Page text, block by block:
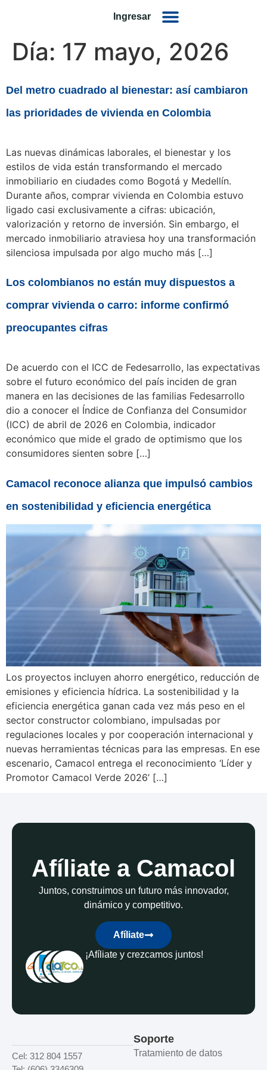
Ingresar
Día: 17 mayo, 2026
Del metro cuadrado al bienestar: así cambiaron
las prioridades de vivienda en Colombia
Las nuevas dinámicas laborales, el bienestar y los
estilos de vida están transformando el mercado
inmobiliario en ciudades como Bogotá y Medellín.
Durante años, comprar vivienda en Colombia estuvo
ligado casi exclusivamente a cifras: ubicación,
valorización y retorno de inversión. Sin embargo, el
mercado inmobiliario atraviesa hoy una transformación
silenciosa impulsada por algo mucho más […]
Los colombianos no están muy dispuestos a
comprar vivienda o carro: informe confirmó
preocupantes cifras
De acuerdo con el ICC de Fedesarrollo, las expectativas
sobre el futuro económico del país inciden de gran
manera en las decisiones de las familias Fedesarrollo
dio a conocer el Índice de Confianza del Consumidor
(ICC) de abril de 2026 en Colombia, indicador
económico que mide el grado de optimismo que los
consumidores sienten sobre […]
Camacol reconoce alianza que impulsó cambios
en sostenibilidad y eficiencia energética
Los proyectos incluyen ahorro energético, reducción de
emisiones y eficiencia hídrica. La sostenibilidad y la
eficiencia energética ganan cada vez más peso en el
sector constructor colombiano, impulsadas por
regulaciones locales y por cooperación internacional y
nuevas herramientas técnicas para las empresas. En ese
escenario, Camacol entrega el reconocimiento ‘Líder y
Promotor Camacol Verde 2026’ […]
Afíliate a Camacol
Juntos, construimos un futuro más innovador,
dinámico y competitivo.
Afíliate
¡Afíliate y crezcamos juntos!
Cel: 312 804 1557
Soporte
Tratamiento de datos